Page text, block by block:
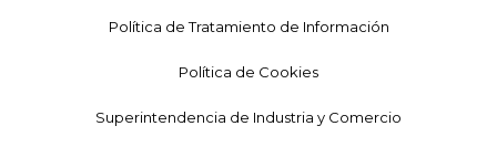
Política de Tratamiento de Información
Política de Cookies
Superintendencia de Industria y Comercio